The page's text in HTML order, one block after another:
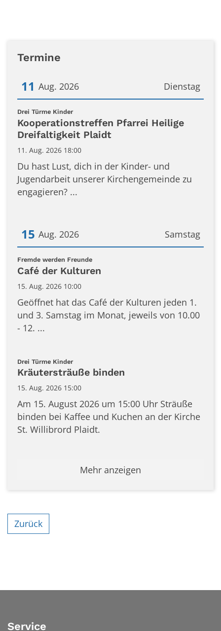
Termine
Dienstag
11 Aug. 2026
Datum: 11. August 2026
Drei Türme Kinder:
Kooperationstreffen Pfarrei Heilige
Dreifaltigkeit Plaidt
11. Aug. 2026 18:00
Du hast Lust, dich in der Kinder- und
Jugendarbeit unserer Kirchengemeinde zu
engagieren? ...
Samstag
15 Aug. 2026
Datum: 15. August 2026
Fremde werden Freunde:
Café der Kulturen
15. Aug. 2026 10:00
Geöffnet hat das Café der Kulturen jeden 1.
und 3. Samstag im Monat, jeweils von 10.00
- 12. ...
Drei Türme Kinder:
Kräutersträuße binden
15. Aug. 2026 15:00
Am 15. August 2026 um 15:00 Uhr Sträuße
binden bei Kaffee und Kuchen an der Kirche
St. Willibrord Plaidt.
Mehr anzeigen
Zurück
Service